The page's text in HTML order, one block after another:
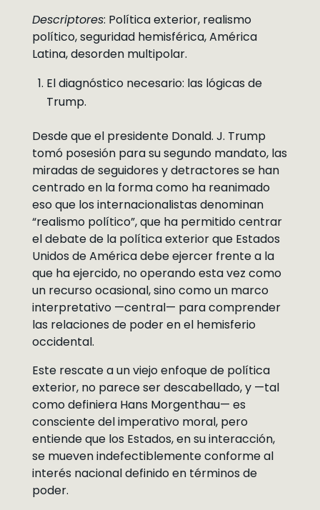
Descriptores: Política exterior, realismo
político, seguridad hemisférica, América
Latina, desorden multipolar.
El diagnóstico necesario: las lógicas de
Trump.
Desde que el presidente Donald. J. Trump
tomó posesión para su segundo mandato, las
miradas de seguidores y detractores se han
centrado en la forma como ha reanimado
eso que los internacionalistas denominan
“realismo político”, que ha permitido centrar
el debate de la política exterior que Estados
Unidos de América debe ejercer frente a la
que ha ejercido, no operando esta vez como
un recurso ocasional, sino como un marco
interpretativo —central— para comprender
las relaciones de poder en el hemisferio
occidental.
Este rescate a un viejo enfoque de política
exterior, no parece ser descabellado, y —tal
como definiera Hans Morgenthau— es
consciente del imperativo moral, pero
entiende que los Estados, en su interacción,
se mueven indefectiblemente conforme al
interés nacional definido en términos de
poder.